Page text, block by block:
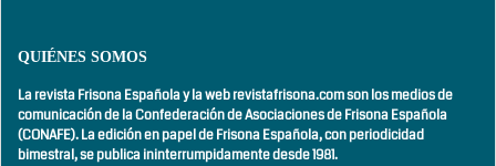
QUIÉNES SOMOS
La revista Frisona Española y la web revistafrisona.com son los medios de
comunicación de la Confederación de Asociaciones de Frisona Española
(CONAFE). La edición en papel de Frisona Española, conperiodicidad
bimestral,se publica ininterrumpidamente desde 1981.